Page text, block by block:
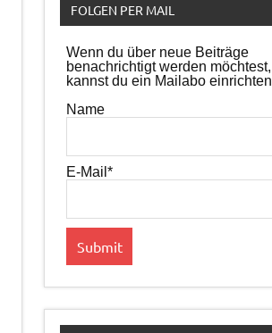
FOLGEN PER MAIL
Wenn du über neue Beiträge
benachrichtigt werden möchtest,
kannst du ein Mailabo einrichten
Name
E-Mail*